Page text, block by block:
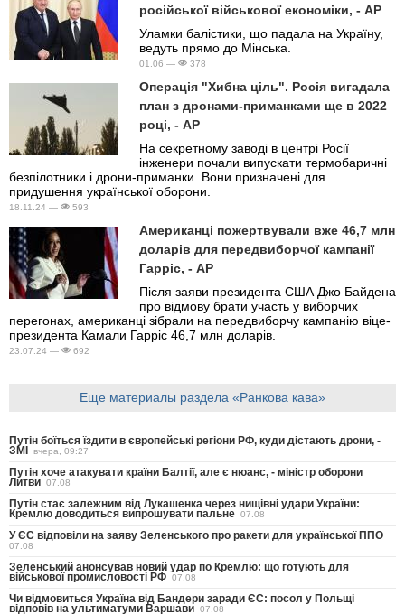
російської військової економіки, - AP
Уламки балістики, що падала на Україну,
ведуть прямо до Мінська.
01.06 — 378
Операція "Хибна ціль". Росія вигадала
план з дронами-приманками ще в 2022
році, - AP
На секретному заводі в центрі Росії
інженери почали випускати термобаричні
безпілотники і дрони-приманки. Вони призначені для
придушення української оборони.
18.11.24 — 593
Американці пожертвували вже 46,7 млн
доларів для передвиборчої кампанії
Гарріс, - AP
Після заяви президента США Джо Байдена
про відмову брати участь у виборчих
перегонах, американці зібрали на передвиборчу кампанію віце-
президента Камали Гарріс 46,7 млн доларів.
23.07.24 — 692
Еще материалы раздела «Ранкова кава»
Путін боїться їздити в європейські регіони РФ, куди дістають дрони, -
ЗМІ вчера, 09:27
Путін хоче атакувати країни Балтії, але є нюанс, - міністр оборони
Литви 07.08
Путін стає залежним від Лукашенка через нищівні удари України:
Кремлю доводиться випрошувати пальне 07.08
У ЄС відповіли на заяву Зеленського про ракети для української ППО
07.08
Зеленський анонсував новий удар по Кремлю: що готують для
військової промисловості РФ 07.08
Чи відмовиться Україна від Бандери заради ЄС: посол у Польщі
відповів на ультиматуми Варшави 07.08